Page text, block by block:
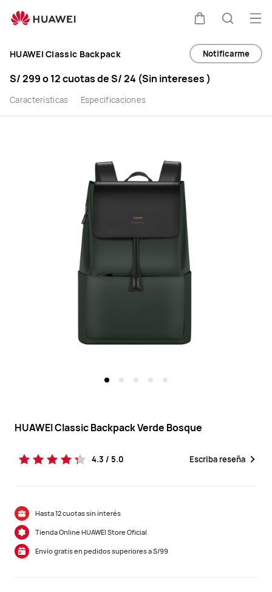
Comprar
HUAWEI
Classic
Backpack
HUAWEI Classic Backpack
Características Especificaciones
S/ 299o 12 cuotas deS/ 24 (Sin intereses )
Notificarme
HUAWEI Classic Backpack Verde Bosque
4.3 / 5.0 Escriba reseña
Hasta 12 cuotas sin interés
Tienda Online HUAWEI Store Oficial
Envío gratis en pedidos superiores a S/99